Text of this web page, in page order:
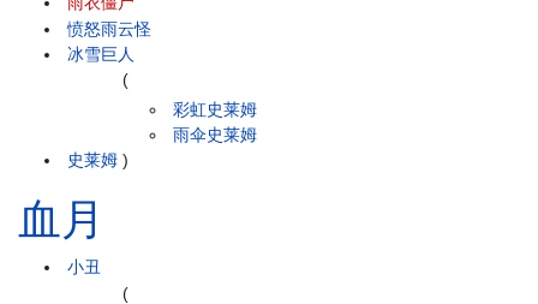
愤怒雨云怪
冰雪巨人
史莱姆
(
彩虹史莱姆
雨伞史莱姆
)
血月
小丑
(